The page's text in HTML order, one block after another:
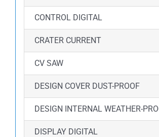
CONTROL DIGITAL
CRATER CURRENT
CV SAW
DESIGN COVER DUST-PROOF
DESIGN INTERNAL WEATHER-
DISPLAY DIGITAL